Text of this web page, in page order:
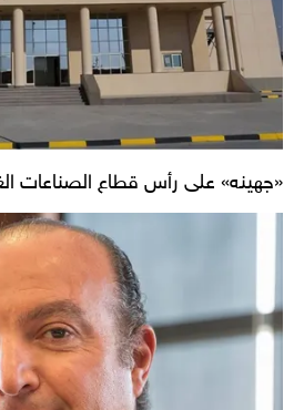
«جهينه» على رأس قطاع الصناعات